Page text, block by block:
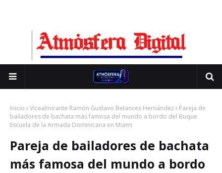
Inicio Vicealmirante Ramón Gustavo Betances Hernández
Pareja de
bailadores de bachata más famosa del mundo a bordo del Buque
Escuela de la Armada Dominicana en Miami
Pareja de bailadores de bachata
más famosa del mundo a bordo